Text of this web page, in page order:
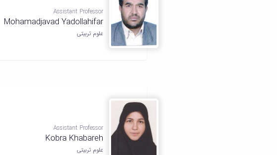
Assistant Professor
Mohamadjavad Yadollahifar
علوم تربیتی
Assistant Professor
Kobra Khabareh
علوم تربیتی